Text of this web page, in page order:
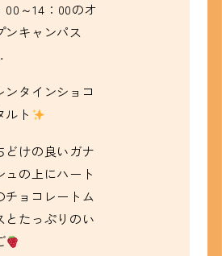
00～14：00のオ
ンキャンパス
ンタインショコ
ルト
どけの良いガナ
ュの上にハート
チョコレートム
とたっぷりのい